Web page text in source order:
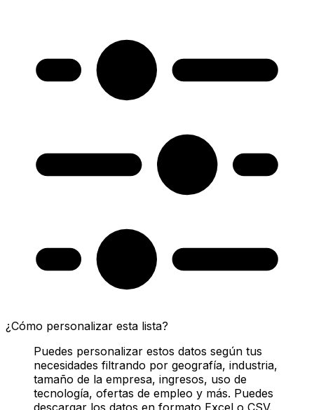
¿Cómo personalizar esta lista?
Puedes personalizar estos datos según tus
necesidades filtrando por geografía, industria,
tamaño de la empresa, ingresos, uso de
tecnología, ofertas de empleo y más. Puedes
descargar los datos en formato Excel o CSV.